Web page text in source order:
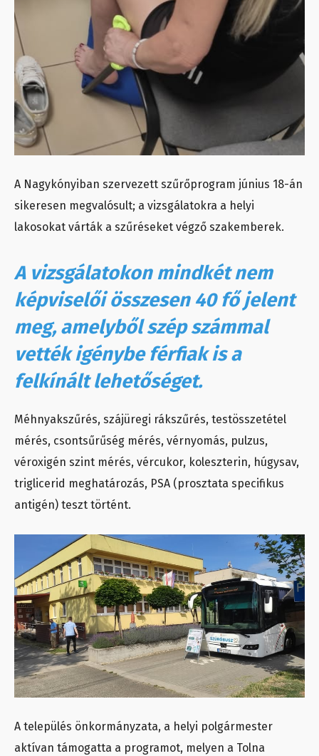
A Nagykónyiban szervezett szűrőprogram június 18-án
sikeresen megvalósult; a vizsgálatokra a helyi
lakosokat várták a szűréseket végző szakemberek.
A vizsgálatokon mindkét nem
képviselői összesen 40 fő jelent
meg, amelyből szép számmal
vették igénybe férfiak is a
felkínált lehetőséget.
Méhnyakszűrés, szájüregi rákszűrés, testösszetétel
mérés, csontsűrűség mérés, vérnyomás, pulzus,
véroxigén szint mérés, vércukor, koleszterin, húgysav,
triglicerid meghatározás, PSA (prosztata specifikus
antigén) teszt történt.
A település önkormányzata, a helyi polgármester
aktívan támogatta a programot, melyen a Tolna